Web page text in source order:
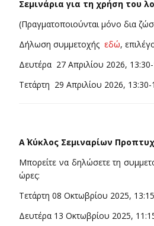
Σεμινάρια για τη χρήση του
(Πραγματοποιούνται μόνο δια
Δήλωση συμμετοχήςεδώ,
Δευτέρα 27 Απριλίου 2026,
Τετάρτη 29 Απριλίου 2026, 13:30-
Α΄ Κύκλος Σεμιναρίων
Μπορείτε να δηλώσετε τη
ώρες:
Τετάρτη 08 Οκτωβρίου 2025,
Δευτέρα 13 Οκτωβρίου 2025,